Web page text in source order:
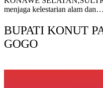
menjaga kelestarian alam dan…
BUPATI KONUT
GOGO